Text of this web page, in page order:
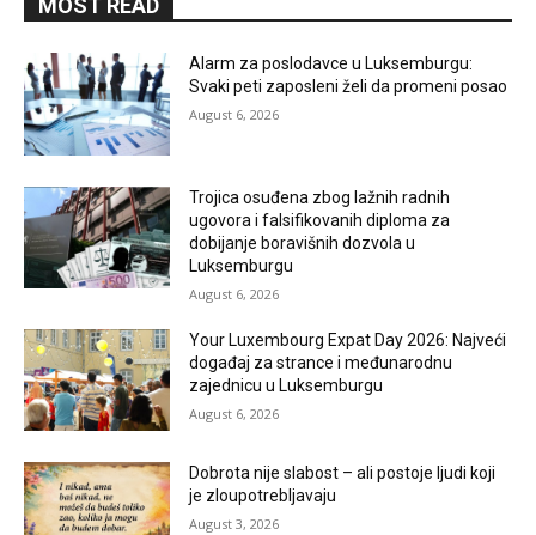
MOST READ
Alarm za poslodavce u Luksemburgu:
Svaki peti zaposleni želi da promeni posao
August 6, 2026
Trojica osuđena zbog lažnih radnih
ugovora i falsifikovanih diploma za
dobijanje boravišnih dozvola u
Luksemburgu
August 6, 2026
Your Luxembourg Expat Day 2026: Najveći
događaj za strance i međunarodnu
zajednicu u Luksemburgu
August 6, 2026
Dobrota nije slabost – ali postoje ljudi koji
je zloupotrebljavaju
August 3, 2026